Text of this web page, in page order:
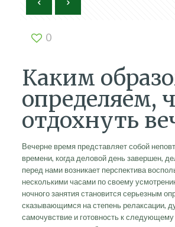
0
Каким
определяем,
отдохнуть
Вечерне время представляет собой
времени, когда деловой день завершен,
перед нами возникает перспектива
несколькими часами по своему
ночного занятия становится серьезным
сказывающимся на степень релаксации,
самочувствие и готовность к